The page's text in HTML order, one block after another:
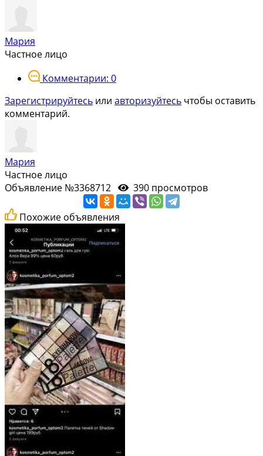
Мария
Частное лицо
Комментарии: 0
Зарегистрируйтесь или авторизуйтесь чтобы оставить
комментарий.
Мария
Частное лицо
Объявление №3368712
390 просмотров
Похожие объявления